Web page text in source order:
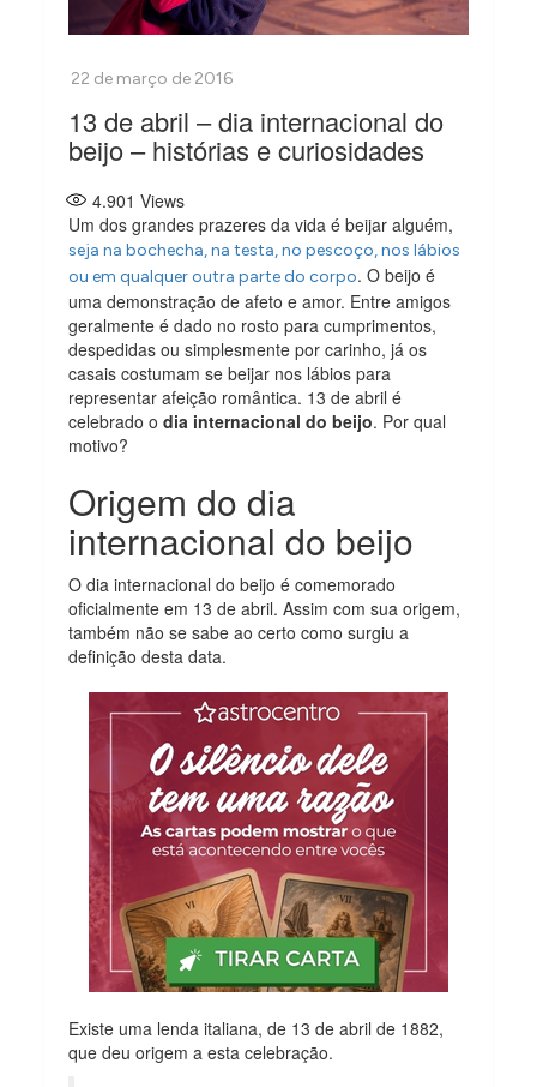
13 de abril – dia internacional do
beijo – histórias e curiosidades
4.901 Views
Um dos grandes prazeres da vida é beijar alguém,
seja na bochecha, na testa, no pescoço, nos lábios
ou em qualquer outra parte do corpo. O beijo é
uma demonstração de afeto e amor. Entre amigos
geralmente é dado no rosto para cumprimentos,
despedidas ou simplesmente por carinho, já os
casais costumam se beijar nos lábios para
representar afeição romântica. 13 de abril é
celebrado odia internacional do beijo. Por qual
motivo?
Origem do dia
internacional do beijo
O dia internacional do beijo é comemorado
oficialmente em 13 de abril. Assim com sua origem,
também não se sabe ao certo como surgiu a
definição desta data.
Existe uma lenda italiana, de 13 de abril de 1882,
que deu origem a esta celebração.